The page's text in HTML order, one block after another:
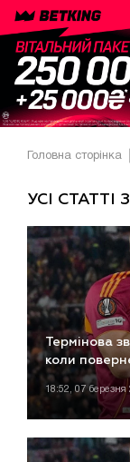
Головна сторінка
УСІ СТАТТІ
Термінова
коли
18:52, 07